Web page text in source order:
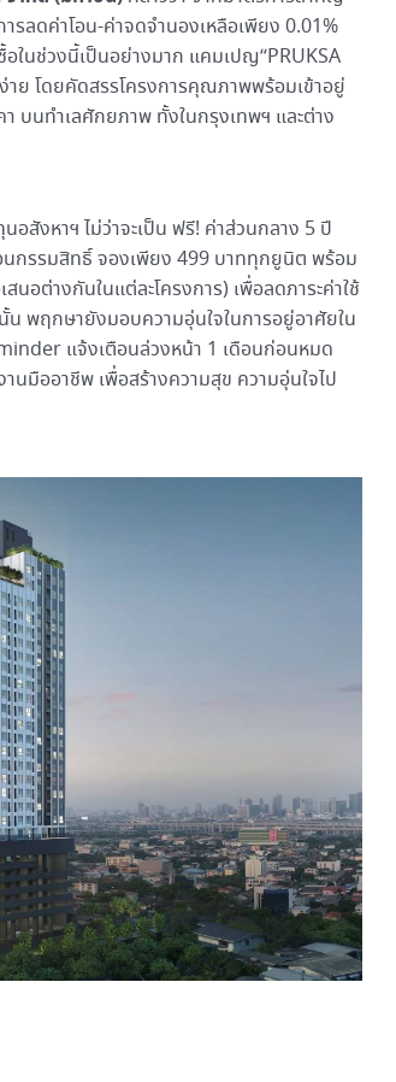
ลดค่าโอน-ค่าจดจำนองเหลือเพียง 0.01%
ในช่วงนี้เป็นอย่างมาก แคมเปญ“PRUKSA
ย โดยคัดสรรโครงการคุณภาพพร้อมเข้าอยู่
บนทำเลศักยภาพ ทั้งในกรุงเทพฯ และต่าง
สังหาฯ ไม่ว่าจะเป็น ฟรี! ค่าส่วนกลาง 5 ปี
อนกรรมสิทธิ์ จองเพียง 499 บาททุกยูนิต พร้อม
อต่างกันในแต่ละโครงการ) เพื่อลดภาระค่าใช้
น พฤกษายังมอบความอุ่นใจในการอยู่อาศัยใน
แจ้งเตือนล่วงหน้า 1 เดือนก่อนหมด
นมืออาชีพ เพื่อสร้างความสุข ความอุ่นใจไป